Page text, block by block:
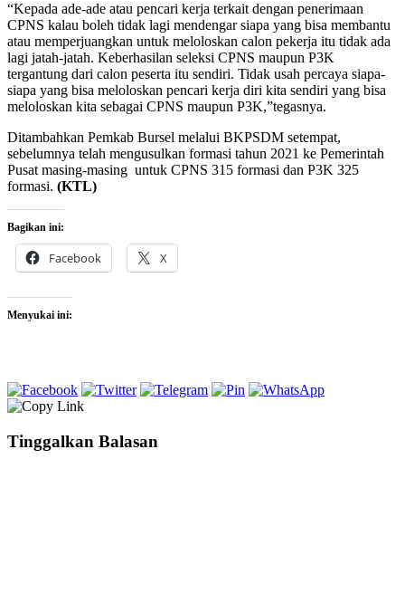
“Kepada ade-ade atau pencari kerja terkait dengan penerimaan
CPNS kalau boleh tidak lagi mendengar siapa yang bisa membantu
atau memperjuangkan untuk meloloskan calon pekerja itu tidak ada
lagi jatah-jatah. Keberhasilan seleksi CPNS maupun P3K
tergantung dari calon peserta itu sendiri. Tidak usah percaya siapa-
siapa yang bisa meloloskan pencari kerja diri kita sendiri yang bisa
meloloskan kita sebagai CPNS maupun P3K,”tegasnya.
Ditambahkan Pemkab Bursel melalui BKPSDM setempat,
sebelumnya telah mengusulkan formasi tahun 2021 ke Pemerintah
Pusat masing-masing untuk CPNS 315 formasi dan P3K 325
formasi. (KTL)
Bagikan ini:
Facebook X
Menyukai ini:
Tinggalkan Balasan